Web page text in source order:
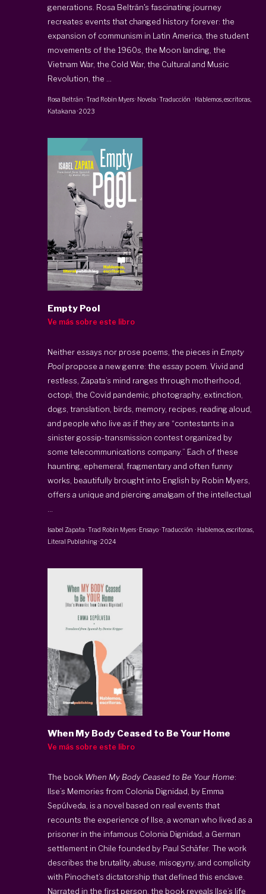
generations. Rosa Beltrán's fascinating journey
recreates events that changed history forever: the
expansion of communism in Latin America, the student
movements of the 1960s, the Moon landing, the
Vietnam War, the Cold War, the Cultural and Music
Revolution, the ...
Rosa Beltrán · Trad Robin Myers· Novela · Traducción · Hablemos, escritoras
Katakana ·2023
Empty Pool
Ve más sobre este libro
Neither essays nor prose poems, the pieces in Empty
Pool propose a new genre: the essay poem. Vivid and
restless, Zapata’s mind ranges through motherhood,
octopi, the Covid pandemic, photography, extinction,
dogs, translation, birds, memory, recipes, reading aloud,
and people who live as if they are “contestants in a
sinister gossip-transmission contest organized by
some telecommunications company.” Each of these
haunting, ephemeral, fragmentary and often funny
works, beautifully brought into English by Robin Myers,
offers a unique and piercing amalgam of the intellectual
Isabel Zapata · Trad Robin Myers· Ensayo · Traducción · Hablemos, escritoras
Literal Publishing·2024
When My Body Ceased to Be Your Home
Ve más sobre este libro
The book When My Body Ceased to Be Your Home:
Ilse’s Memories from Colonia Dignidad, by Emma
Sepúlveda, is a novel based on real events that
recounts the experience of Ilse, a woman who lived as a
prisoner in the infamous Colonia Dignidad, a German
settlement in Chile founded by Paul Schäfer. The work
describes the brutality, abuse, misogyny, and complicity
with Pinochet’s dictatorship that defined this enclave.
Narrated in the first person, the book reveals Ilse’s life